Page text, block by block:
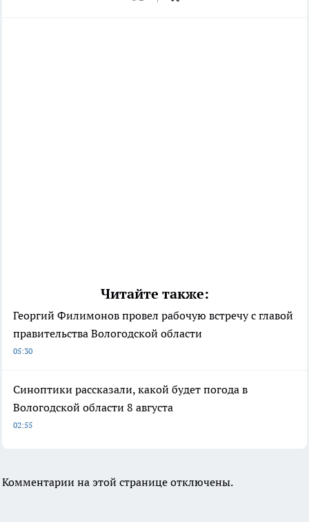
Читайте также:
Георгий Филимонов провел рабочую встречу с главой
правительства Вологодской области
05:30
Синоптики рассказали, какой будет погода в
Вологодской области 8 августа
02:55
Комментарии на этой странице отключены.